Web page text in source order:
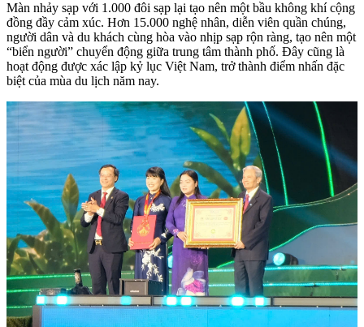
Màn nhảy sạp với 1.000 đôi sạp lại tạo nên một bầu không khí cộng
đồng đầy cảm xúc. Hơn 15.000 nghệ nhân, diễn viên quần chúng,
người dân và du khách cùng hòa vào nhịp sạp rộn ràng, tạo nên một
“biển người” chuyển động giữa trung tâm thành phố. Đây cũng là
hoạt động được xác lập kỷ lục Việt Nam, trở thành điểm nhấn đặc
biệt của mùa du lịch năm nay.